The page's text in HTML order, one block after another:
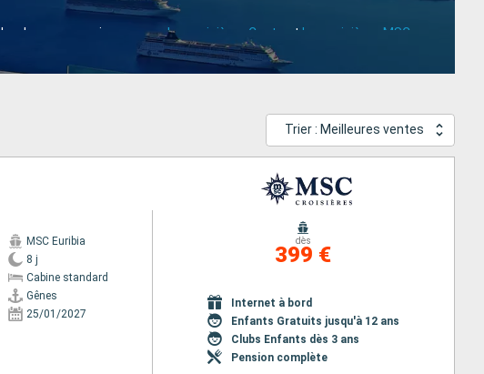
les compagnies commeles croisières Costa et les croisières MSC
comme un mariage ou un anniversaire de mariage, vous pourriez
Trier : Meilleures ventes
MSC Euribia
8 j
Cabine standard
Gênes
25/01/2027
dès
399 €
Internet à bord
Enfants Gratuits jusqu'à 12 ans
Clubs Enfants dès 3 ans
Pension complète